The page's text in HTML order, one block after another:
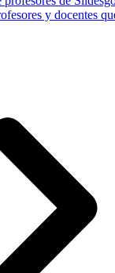
y docentes